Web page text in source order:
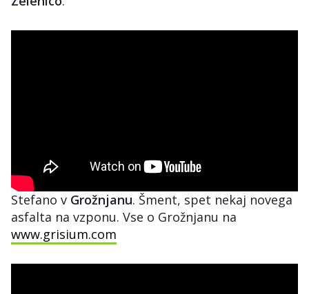
Stefano v Grožnjanu. Šment, spet nekaj novega
asfalta na vzponu. Vse o Grožnjanu na
www.grisium.com